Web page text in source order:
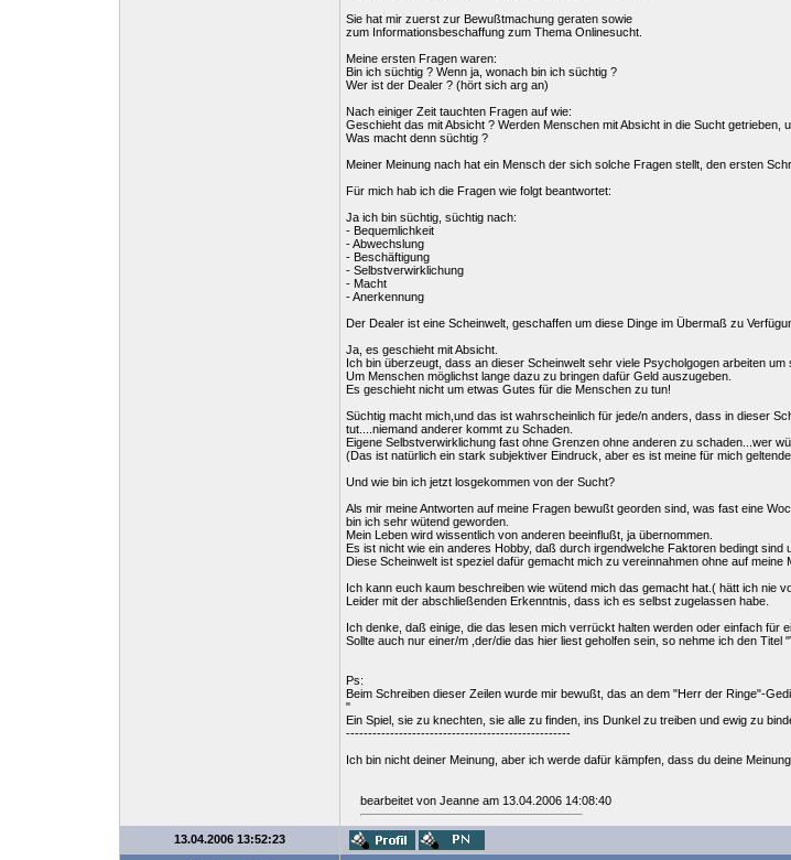
Sie hat mir zuerst zur Bewußtmachung geraten sowie
zum Informationsbeschaffung zum Thema Onlinesucht.
Meine ersten Fragen waren:
Bin ich süchtig ? Wenn ja, wonach bin ich süchtig ?
Wer ist der Dealer ? (hört sich arg an)
Nach einiger Zeit tauchten Fragen auf wie:
Geschieht das mit Absicht ? Werden Menschen mit Absicht in die Sucht getrieben,
Was macht denn süchtig ?
Meiner Meinung nach hat ein Mensch der sich solche Fragen stellt, den ersten
Für mich hab ich die Fragen wie folgt beantwortet:
Ja ich bin süchtig, süchtig nach:
- Bequemlichkeit
- Abwechslung
- Beschäftigung
- Selbstverwirklichung
- Macht
- Anerkennung
Der Dealer ist eine Scheinwelt, geschaffen um diese Dinge im Übermaß zu
Ja, es geschieht mit Absicht.
Ich bin überzeugt, dass an dieser Scheinwelt sehr viele Psycholgogen arbeiten um
Um Menschen möglichst lange dazu zu bringen dafür Geld auszugeben.
Es geschieht nicht um etwas Gutes für die Menschen zu tun!
Süchtig macht mich,und das ist wahrscheinlich für jede/n anders, dass in dieser
tut....niemand anderer kommt zu Schaden.
Eigene Selbstverwirklichung fast ohne Grenzen ohne anderen zu schaden...wer
(Das ist natürlich ein stark subjektiver Eindruck, aber es ist meine für mich
Und wie bin ich jetzt losgekommen von der Sucht?
Als mir meine Antworten auf meine Fragen bewußt georden sind, was fast eine
bin ich sehr wütend geworden.
Mein Leben wird wissentlich von anderen beeinflußt, ja übernommen.
Es ist nicht wie ein anderes Hobby, daß durch irgendwelche Faktoren bedingt sind
Diese Scheinwelt ist speziel dafür gemacht mich zu vereinnahmen ohne auf
Ich kann euch kaum beschreiben wie wütend mich das gemacht hat.( hätt ich nie
Leider mit der abschließenden Erkenntnis, dass ich es selbst zugelassen habe.
Ich denke, daß einige, die das lesen mich verrückt halten werden oder einfach für
Sollte auch nur einer/m ,der/die das hier liest geholfen sein, so nehme ich den Titel
Ps:
Beim Schreiben dieser Zeilen wurde mir bewußt, das an dem "Herr der Ringe"-
"
Ein Spiel, sie zu knechten, sie alle zu finden, ins Dunkel zu treiben und ewig zu
---------------------------------------------------
Ich bin nicht deiner Meinung, aber ich werde dafür kämpfen, dass du deine
bearbeitet von Jeanne am 13.04.2006 14:08:40
13.04.2006 13:52:23